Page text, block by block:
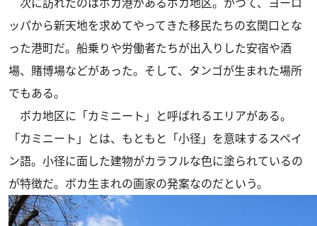
ッパから新天地を求めてやってきた移民たちの玄関口とな
った港町だ。船乗りや労働者たちが出入りした安宿や酒
場、賭博場などがあった。そして、タンゴが生まれた場所
でもある。
ボカ地区に「カミニート」と呼ばれるエリアがある。
「カミニート」とは、もともと「小径」を意味するスペイ
ン語。小径に面した建物がカラフルな色に塗られているの
が特徴だ。ボカ生まれの画家の発案なのだという。